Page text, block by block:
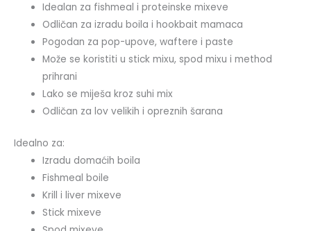
Idealan za fishmeal i proteinske mixeve
Odličan za izradu boila i hookbait mamaca
Pogodan za pop-upove, waftere i paste
Može se koristiti u stick mixu, spod mixu i method
prihrani
Lako se miješa kroz suhi mix
Odličan za lov velikih i opreznih šarana
Idealno za:
Izradu domaćih boila
Fishmeal boile
Krill i liver mixeve
Stick mixeve